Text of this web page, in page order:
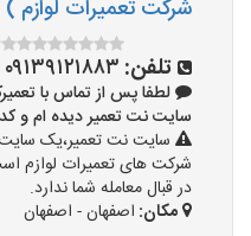
شرکت تعمیرات لوازم )
تلفن: ۰۹۱۳۹۱۲۱۸۸۳ - ۰۹۱۹۶۳۳۷۵۰۶
لطفا پس از تماس با
سایت نت تعمیر دیده ام و کد «تعمیرکار-
سایت نت تعمیر،یک
شرکت های تعمیرات لوازم
در قبال معامله شما ندارد.
مکان: اصفهان - اصفهان